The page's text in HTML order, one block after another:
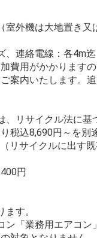
室外機は大地置き又
、連絡電線：各4m迄
費用がかかります
案内いたします。
、リサイクル法に基
税込8,690円～を別
リサイクルに出す
円
す。
ン「業務用エアコン